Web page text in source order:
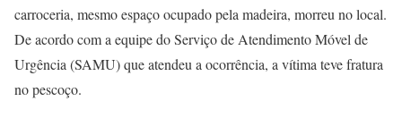
carroceria, mesmo espaço ocupado pela madeira, morreu no local.
De acordo com a equipe do Serviço de Atendimento Móvel de
Urgência (SAMU) que atendeu a ocorrência, a vítima teve fratura
no pescoço.